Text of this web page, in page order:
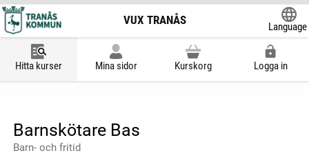
VUX TRANÅS
Language
Hitta kurser Mina sidor Kurskorg Logga in
Barnskötare Bas
Barn- och fritid